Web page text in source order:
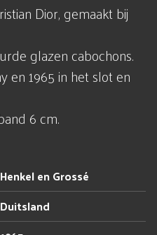
Dior, gemaakt bij
glazen cabochons.
en 1965 in het slot en
6 cm.
Henkel en Grossé
Duitsland